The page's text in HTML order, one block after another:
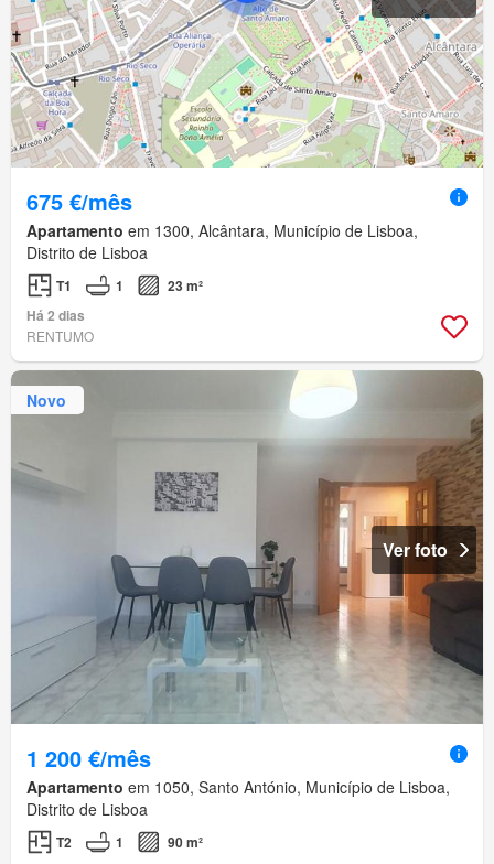
675 €/mês
Apartamento em 1300, Alcântara, Município de Lisboa,
Distrito de Lisboa
T1 1
23 m²
Há 2 dias
RENTUMO
Novo
Ver foto
1 200 €/mês
Apartamento em 1050, Santo António, Município de Lisboa,
Distrito de Lisboa
T2 1 90 m²